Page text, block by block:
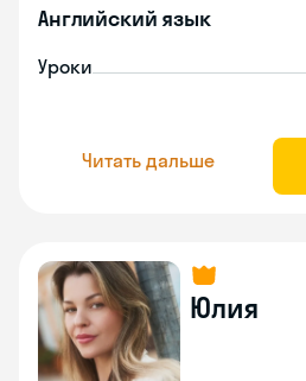
Английский язык
Уроки
Читать дальше
Юлия